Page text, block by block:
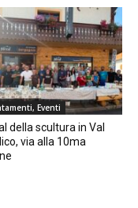
Eventi
della scultura in Val
via alla 10ma